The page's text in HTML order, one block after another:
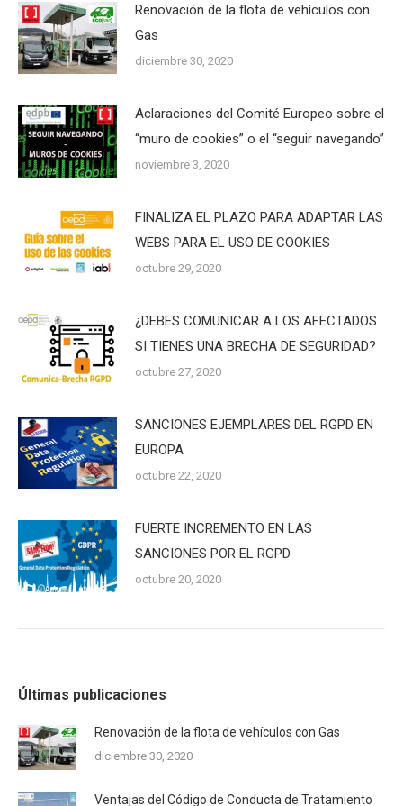
Renovación de la flota de vehículos con
Gas
diciembre 30, 2020
Aclaraciones del Comité Europeo sobre el
“muro de cookies” o el “seguir navegando”
noviembre 3, 2020
FINALIZA EL PLAZO PARA ADAPTAR LAS
WEBS PARA EL USO DE COOKIES
octubre 29, 2020
¿DEBES COMUNICAR A LOS AFECTADOS
SI TIENES UNA BRECHA DE SEGURIDAD?
octubre 27, 2020
SANCIONES EJEMPLARES DEL RGPD EN
EUROPA
octubre 22, 2020
FUERTE INCREMENTO EN LAS
SANCIONES POR EL RGPD
octubre 20, 2020
Últimas publicaciones
Renovación de la flota de vehículos con Gas
diciembre 30, 2020
Ventajas del Código de Conducta de Tratamiento